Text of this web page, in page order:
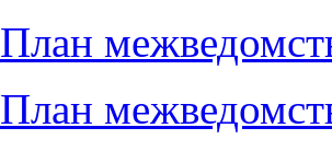
План
План